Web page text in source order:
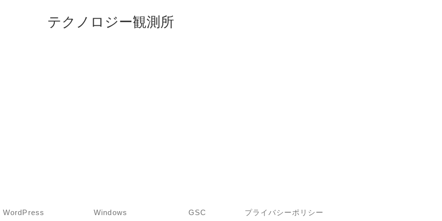
テクノロジー観測所
WordPress Windows GSC プライバシーポリシー